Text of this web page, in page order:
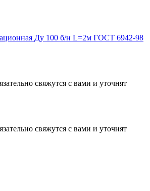
Ду 100 б/н L=2м ГОСТ 6942-98
свяжутся с вами и уточнят
свяжутся с вами и уточнят